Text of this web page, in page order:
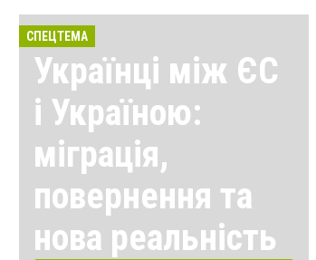
СПЕЦТЕМА
Українці між ЄС
і Україною:
міграція,
повернення та
нова реальність